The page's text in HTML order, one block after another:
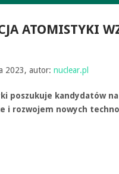
ATOMISTYKI
2023, autor:nuclear.pl
poszukuje kandydatów
i rozwojem nowych